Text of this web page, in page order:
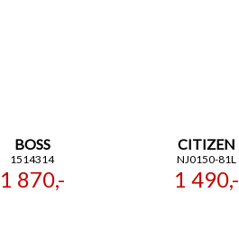
BOSS
1514314
1 870,-
CITIZEN
NJ0150-81L
1 490,-